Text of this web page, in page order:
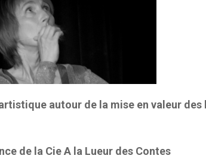
autour de la mise en valeur
de la Cie A la Lueur des Contes